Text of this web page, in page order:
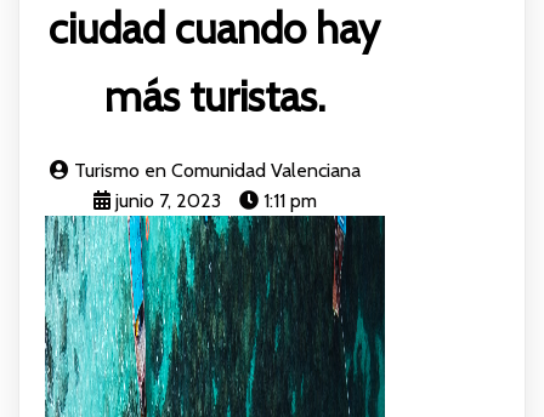
ciudad cuando hay
más turistas.
Turismo en Comunidad Valenciana
junio 7, 2023
1:11 pm